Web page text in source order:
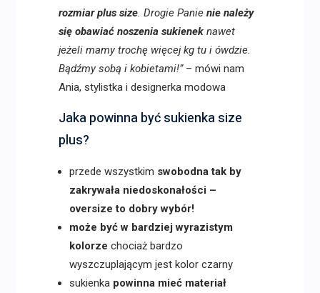
rozmiar plus size. Drogie Panie nie należy
się obawiać noszenia sukieneknawet
jeżeli mamy trochę więcej kg tu i ówdzie.
Bądźmy sobą i kobietami!”– mówi nam
Ania, stylistka i designerka modowa
Jaka powinna być sukienka size
plus?
przede wszystkim swobodna tak by
zakrywała niedoskonałości –
oversize to dobry wybór!
może być w bardziej wyrazistym
kolorze chociaż bardzo
wyszczuplającym jest kolor czarny
sukienka powinna mieć materiał